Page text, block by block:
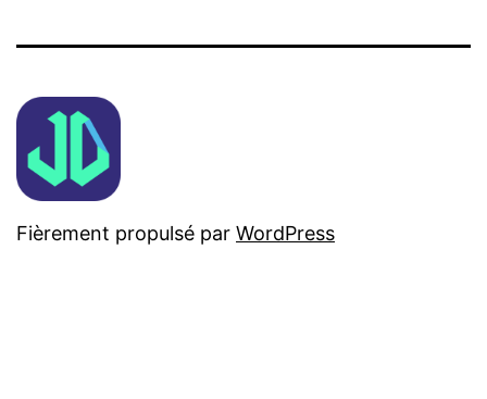
Fièrement propulsé par WordPress